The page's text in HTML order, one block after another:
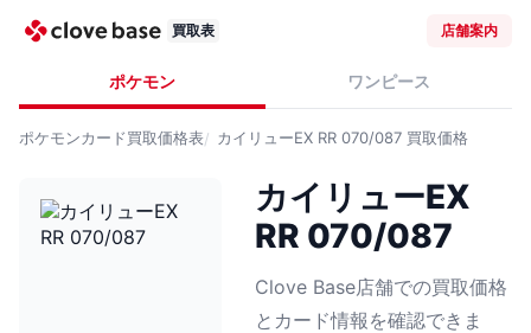
買取表 店舗案内
ポケモン ワンピース
ポケモンカード買取価格表 カイリューEX RR 070/087 買取価格
カイリューEX
RR 070/087
Clove Base店舗での買取価格
とカード情報を確認できま